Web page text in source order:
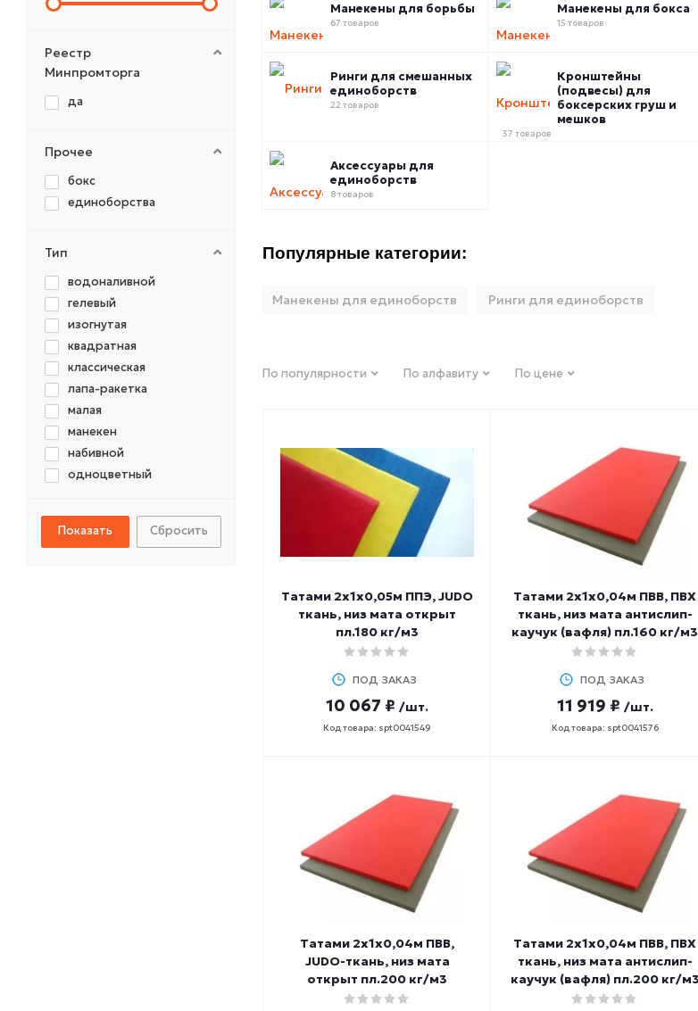
Манекены для борьбы
67 товаров
Манекены для бокса
15 товаров
Ринги для смешанных
единоборств
22 товаров
Кронштейны
(подвесы) для
боксерских груш и
мешков
37 товаров
Аксессуары для
единоборств
8 товаров
Популярные категории:
Манекены для единоборств Ринги для единоборств
По популярности По алфавиту По цене
Татами 2х1х0,05м ППЭ, JUDO
ткань, низ мата открыт
пл.180 кг/м3
ПОД ЗАКАЗ
10 067 ₽ /шт.
Код товара: spt0041549
Татами 2х1х0,04м ПВВ, ПВХ
ткань, низ мата антислип-
каучук (вафля) пл.160 кг/м3
ПОД ЗАКАЗ
11 919 ₽ /шт.
Код товара: spt0041576
Татами 2х1х0,04м ПВВ,
JUDO-ткань, низ мата
открыт пл.200 кг/м3
Татами 2х1х0,04м ПВВ, ПВХ
ткань, низ мата антислип-
каучук (вафля) пл.200 кг/м3
Реестр
Минпромторга
да
Прочее
бокс
единоборства
Тип
водоналивной
гелевый
изогнутая
квадратная
классическая
лапа-ракетка
малая
манекен
набивной
одноцветный
прямая
ринг
Сбросить